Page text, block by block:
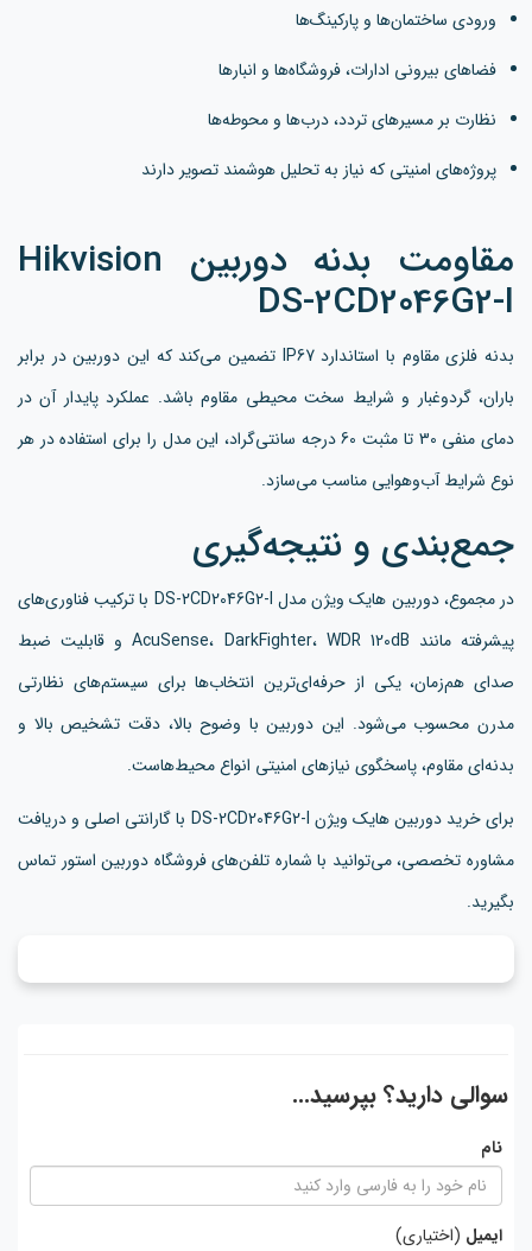
ورودی ساختمان‌ها و پارکینگ‌ها
فضاهای بیرونی ادارات، فروشگاه‌ها و انبارها
نظارت بر مسیرهای تردد، درب‌ها و محوطه‌ها
پروژه‌های امنیتی که نیاز به تحلیل هوشمند تصویر دارند
مقاومت بدنه دوربین Hikvision
DS-2CD2046G2-I
بدنه فلزی مقاوم با استاندارد IP67 تضمین می‌کند که این دوربین در برابر
باران، گردوغبار و شرایط سخت محیطی مقاوم باشد. عملکرد پایدار آن در
دمای منفی 30 تا مثبت 60 درجه سانتی‌گراد، این مدل را برای استفاده در هر
نوع شرایط آب‌وهوایی مناسب می‌سازد.
جمع‌بندی و نتیجه‌گیری
در مجموع، دوربین هایک ویژن مدل DS-2CD2046G2-I با ترکیب فناوری‌های
پیشرفته مانند AcuSense، DarkFighter، WDR 120dB و قابلیت ضبط
صدای هم‌زمان، یکی از حرفه‌ای‌ترین انتخاب‌ها برای سیستم‌های نظارتی
مدرن محسوب می‌شود. این دوربین با وضوح بالا، دقت تشخیص بالا و
بدنه‌ای مقاوم، پاسخگوی نیازهای امنیتی انواع محیط‌هاست.
برای خرید دوربین هایک ویژن DS-2CD2046G2-I با گارانتی اصلی و دریافت
مشاوره تخصصی، می‌توانید با شماره تلفن‌های فروشگاه دوربین استور تماس
بگیرید.
سوالی دارید؟ بپرسید...
نام
ایمیل (اختیاری)